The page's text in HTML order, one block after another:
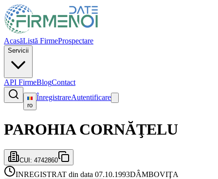
AcasăListă FirmeProspectare
Servicii
API FirmeBlogContact
ro
ÎnregistrareAutentificare
PAROHIA CORNĂŢELU
CUI: 4742860
INREGISTRAT din data 07.10.1993DÂMBOVIŢA